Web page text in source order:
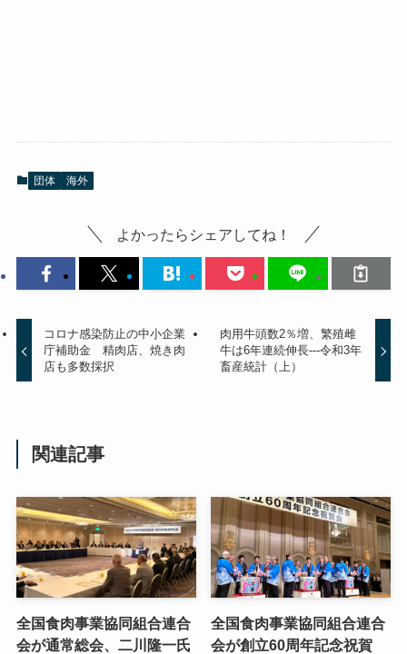
団体 海外
よかったらシェアしてね！
コロナ感染防止の中小企業
庁補助金 精肉店、焼き肉
店も多数採択
肉用牛頭数2％増、繁殖雌
牛は6年連続伸長---令和3年
畜産統計（上）
関連記事
全国食肉事業協同組合連合
会が通常総会、二川隆一氏
全国食肉事業協同組合連合
会が創立60周年記念祝賀